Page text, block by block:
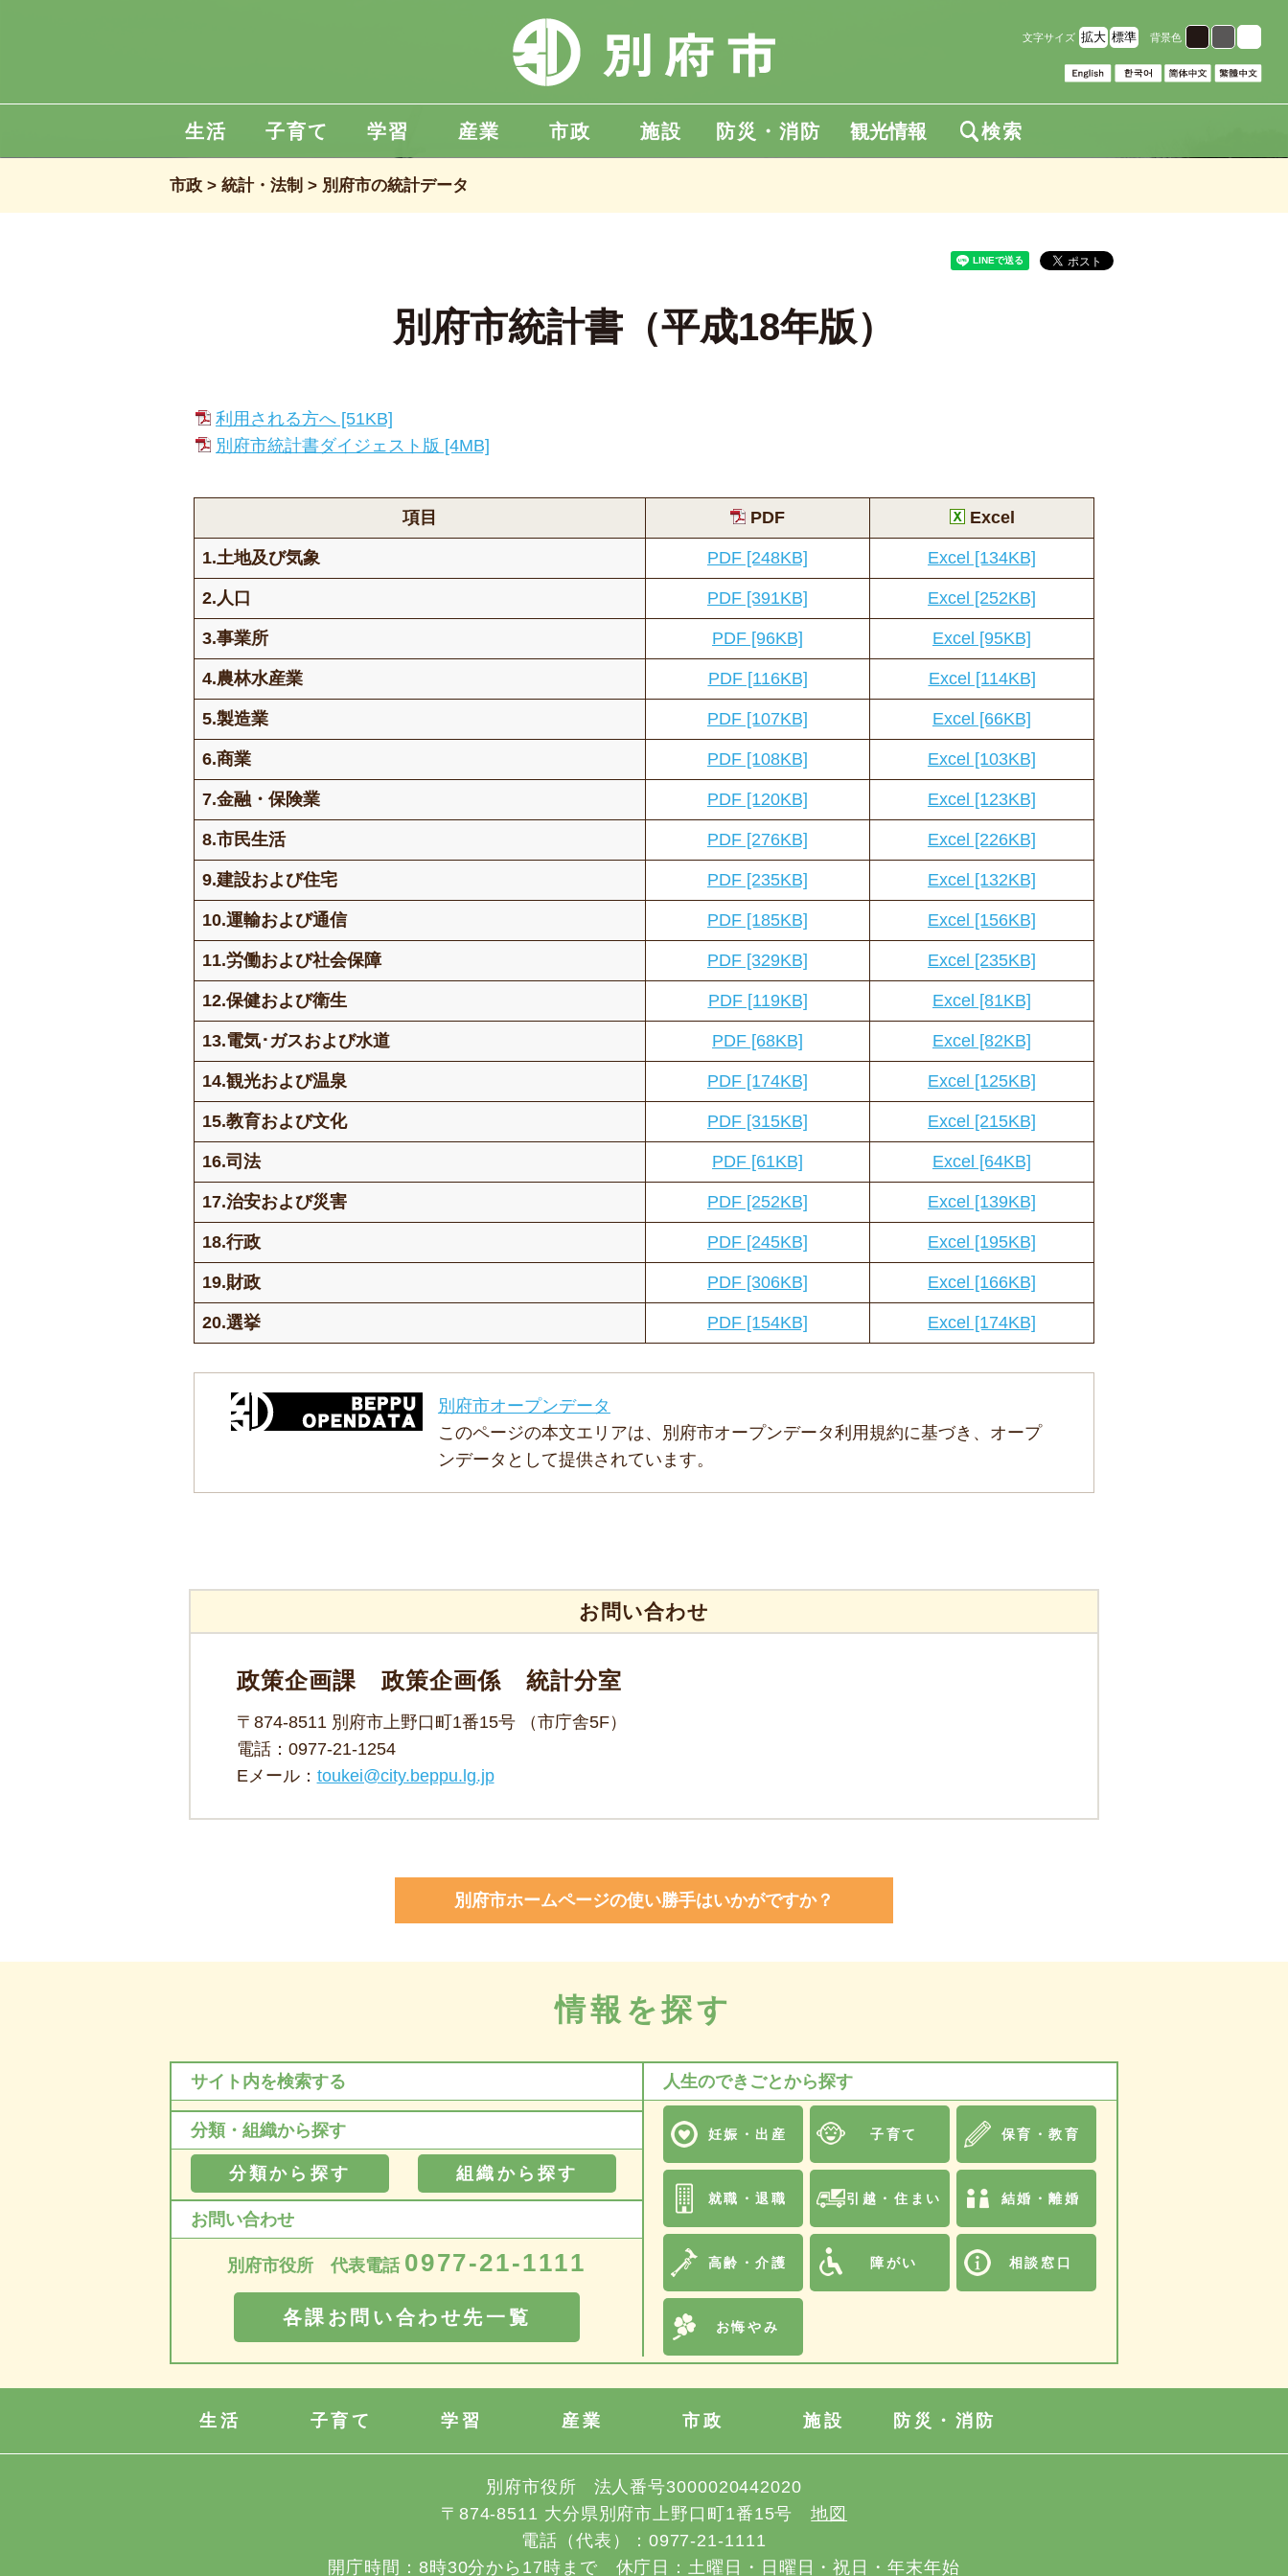
文字サイズ 拡大 標準 背景色
生活 子育て 学習 産業 市政 施設 防災・消防 観光情報 検索
市政 統計・法制 別府市の統計データ
別府市統計書（平成18年版）
利用される方へ [51KB]
別府市統計書ダイジェスト版 [4MB]
項目 PDF Excel
1.土地及び気象 PDF [248KB] Excel [134KB]
2.人口 PDF [391KB] Excel [252KB]
3.事業所 PDF [96KB] Excel [95KB]
4.農林水産業 PDF [116KB] Excel [114KB]
5.製造業 PDF [107KB] Excel [66KB]
6.商業 PDF [108KB] Excel [103KB]
7.金融・保険業 PDF [120KB] Excel [123KB]
8.市民生活 PDF [276KB] Excel [226KB]
9.建設および住宅 PDF [235KB] Excel [132KB]
10.運輸および通信 PDF [185KB] Excel [156KB]
11.労働および社会保障 PDF [329KB] Excel [235KB]
12.保健および衛生 PDF [119KB] Excel [81KB]
13.電気･ガスおよび水道 PDF [68KB] Excel [82KB]
14.観光および温泉 PDF [174KB] Excel [125KB]
15.教育および文化 PDF [315KB] Excel [215KB]
16.司法 PDF [61KB] Excel [64KB]
17.治安および災害 PDF [252KB] Excel [139KB]
18.行政 PDF [245KB] Excel [195KB]
19.財政 PDF [306KB] Excel [166KB]
20.選挙 PDF [154KB] Excel [174KB]
別府市オープンデータ
このページの本文エリアは、別府市オープンデータ利用規約に基づき、オープ
ンデータとして提供されています。
お問い合わせ
政策企画課 政策企画係 統計分室
〒874-8511 別府市上野口町1番15号 （市庁舎5F）
電話： 0977-21-1254
Eメール： toukei@city.beppu.lg.jp
別府市ホームページの使い勝手はいかがですか？
情報を探す
サイト内を検索する
分類・組織から探す
分類から探す 組織から探す
お問い合わせ
別府市役所 代表電話 0977-21-1111
各課お問い合わせ先一覧
人生のできごとから探す
妊娠・出産 子育て 保育・教育
就職・退職 引越・住まい 結婚・離婚
高齢・介護 障がい 相談窓口
お悔やみ
生活 子育て 学習 産業 市政 施設 防災・消防
別府市役所
法人番号3000020442020
〒874-8511 大分県別府市上野口町1番15号地図
電話（代表）： 0977-21-1111
開庁時間：8時30分から17時まで 休庁日：土曜日・日曜日・祝日・年末年始